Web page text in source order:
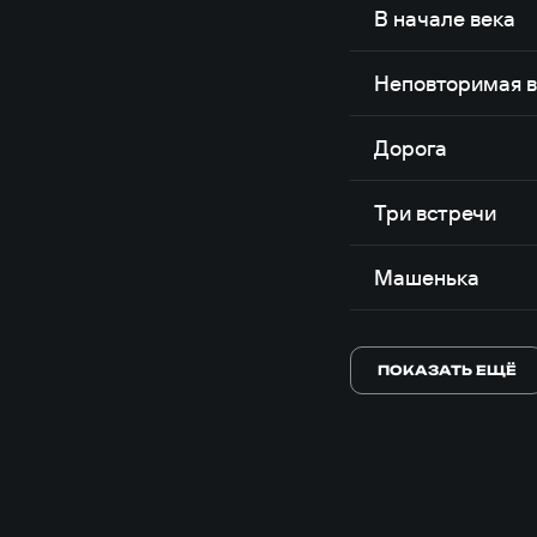
В начале века
Неповторимая
Дорога
Три встречи
Машенька
ПОКАЗАТЬ ЕЩЁ